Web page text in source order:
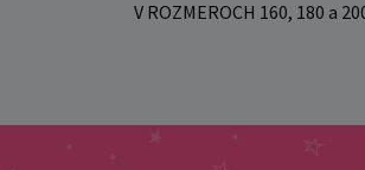
V ROZMEROCH 160, 180 a